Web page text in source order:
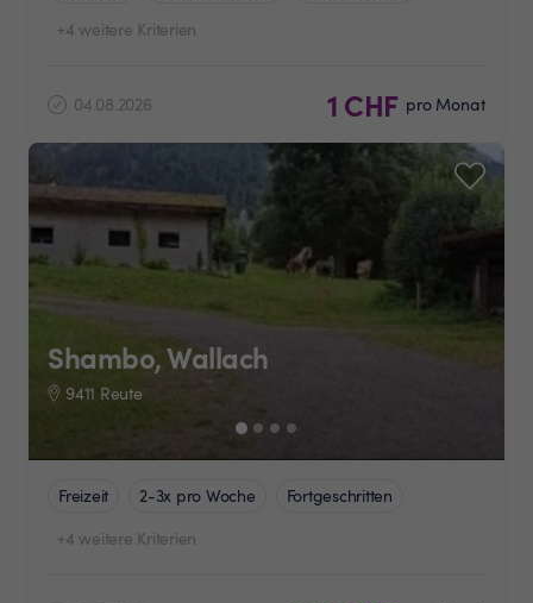
+4 weitere Kriterien
04.08.2026 1 CHF pro Monat
Shambo, Wallach
9411 Reute
Freizeit 2-3x pro Woche
Fortgeschritten
+4 weitere Kriterien